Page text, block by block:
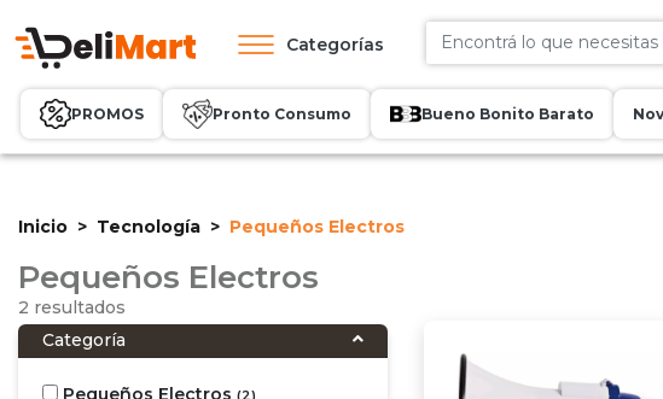
Categorías
PROMOS Pronto Consumo Bueno Bonito Barato
Inicio Tecnología Pequeños Electros
Pequeños Electros
2 resultados
Categoría
Pequeños Electros (2)